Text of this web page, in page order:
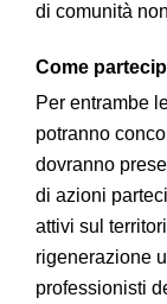
di comunità
Come
Per entrambe
potranno
dovranno
di azioni
attivi sul
rigenerazione
professionisti